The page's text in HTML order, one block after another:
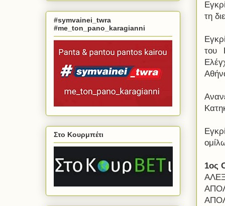
τη
του
1ος
#symvainei_twra
#me_ton_pano_karagianni
Στο Κουρμπέτι